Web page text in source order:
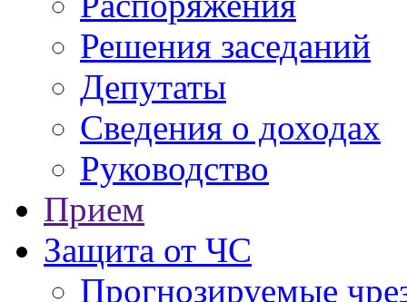
Решения заседаний
Депутаты
Сведения о доходах
Руководство
Прием
Защита от ЧС
Прогнозируемые